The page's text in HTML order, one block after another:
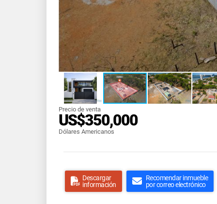
Precio de venta
US$350,000
Dólares Americanos
Descargar
información
Recomendar inmueble
por correo electrónico